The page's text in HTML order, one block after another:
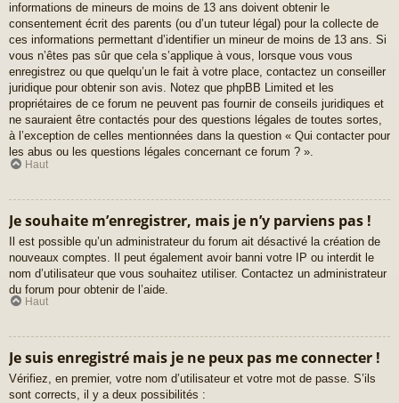
informations de mineurs de moins de 13 ans doivent obtenir le
consentement écrit des parents (ou d’un tuteur légal) pour la collecte de
ces informations permettant d’identifier un mineur de moins de 13 ans. Si
vous n’êtes pas sûr que cela s’applique à vous, lorsque vous vous
enregistrez ou que quelqu’un le fait à votre place, contactez un conseiller
juridique pour obtenir son avis. Notez que phpBB Limited et les
propriétaires de ce forum ne peuvent pas fournir de conseils juridiques et
ne sauraient être contactés pour des questions légales de toutes sortes,
à l’exception de celles mentionnées dans la question « Qui contacter pour
les abus ou les questions légales concernant ce forum ? ».
Haut
Je souhaite m’enregistrer, mais je n’y parviens pas !
Il est possible qu’un administrateur du forum ait désactivé la création de
nouveaux comptes. Il peut également avoir banni votre IP ou interdit le
nom d’utilisateur que vous souhaitez utiliser. Contactez un administrateur
du forum pour obtenir de l’aide.
Haut
Je suis enregistré mais je ne peux pas me connecter !
Vérifiez, en premier, votre nom d’utilisateur et votre mot de passe. S’ils
sont corrects, il y a deux possibilités :